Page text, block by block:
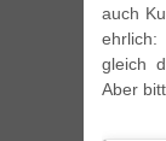
auch
gleich
Aber